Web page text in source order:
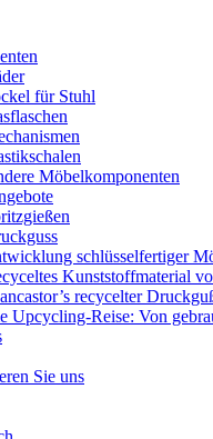
für Stuhl
Möbelkomponenten
schlüsselfertiger
Kunststoffmaterial
recycelter
Upcycling-Reise: Von
Sie uns